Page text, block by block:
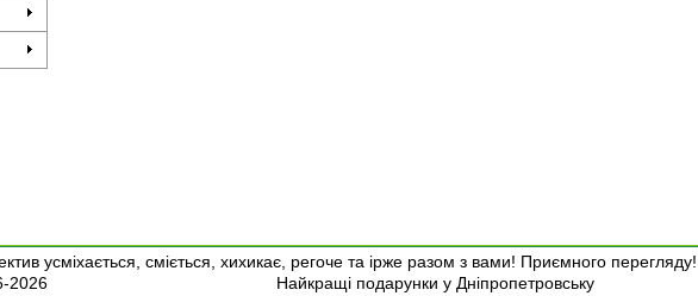
усміхається, сміється, хихикає, регоче та ірже разом з вами! Приємного перегляду!
2026
Найкращі подарунки у Дніпропетровську